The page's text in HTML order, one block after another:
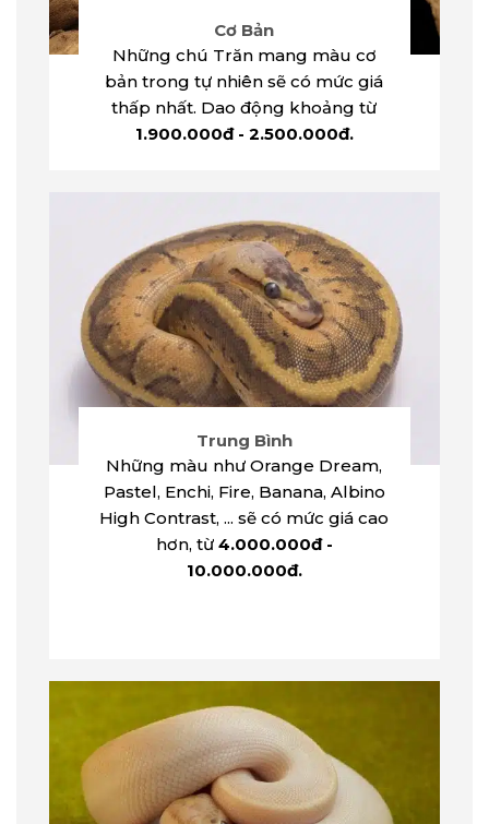
Cơ Bản
Những chú Trăn mang màu cơ
bản trong tự nhiên sẽ có mức giá
thấp nhất. Dao động khoảng từ
1.900.000đ - 2.500.000đ.
Trung Bình
Những màu như Orange Dream,
Pastel, Enchi, Fire, Banana, Albino
High Contrast, ... sẽ có mức giá cao
hơn, từ 4.000.000đ -
10.000.000đ.